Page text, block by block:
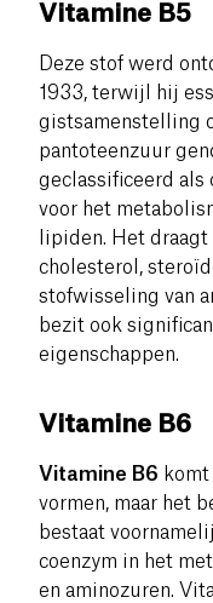
Vitamine B5
Deze stof werd
1933, terwijl hij
gistsamenstelling
pantoteenzuur
geclassificeerd als
voor het
lipiden. Het draagt
cholesterol,
stofwisseling van
bezit ook
eigenschappen.
Vitamine B6
Vitamine B6
vormen, maar het
bestaat
coenzym in het
en aminozuren.